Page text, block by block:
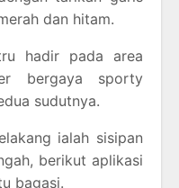
dan hitam.
hadir pada area
bergaya sporty
sudutnya.
ialah sisipan
berikut aplikasi
bagasi.